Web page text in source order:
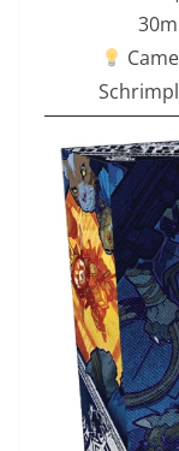
Schrimpl